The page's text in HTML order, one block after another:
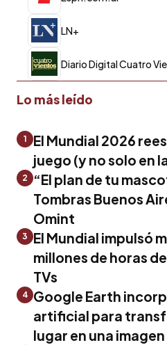
LN+
Diario Digital Cuatro
Lo más leído
1
El Mundial 2026
juego (y no solo en
2
“El plan de tu
Tombras Buenos
Omint
3
El Mundial impulsó
millones de horas
TVs
4 Google Earth
artificial para
lugar en una